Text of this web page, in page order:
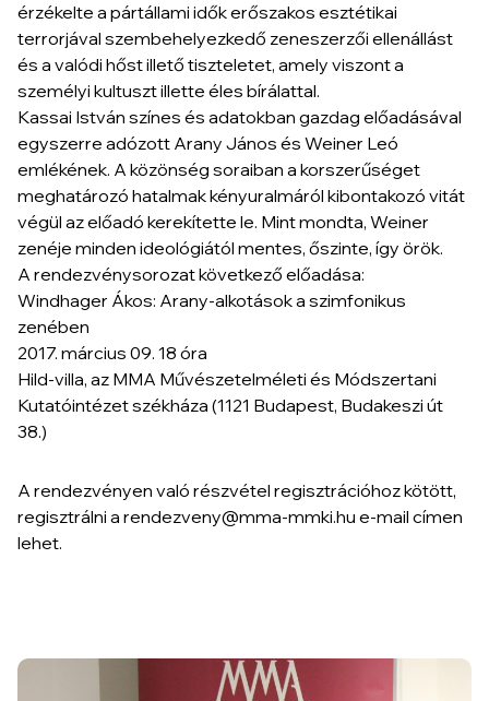
érzékelte a pártállami idők erőszakos esztétikai
terrorjával szembehelyezkedő zeneszerzői ellenállást
és a valódi hőst illető tiszteletet, amely viszont a
személyi kultuszt illette éles bírálattal.
Kassai István színes és adatokban gazdag előadásával
egyszerre adózott Arany János és Weiner Leó
emlékének. A közönség soraiban a korszerűséget
meghatározó hatalmak kényuralmáról kibontakozó vitát
végül az előadó kerekítette le. Mint mondta, Weiner
zenéje minden ideológiától mentes, őszinte, így örök.
A rendezvénysorozat következő előadása:
Windhager Ákos: Arany-alkotások a szimfonikus
zenében
2017. március 09. 18 óra
Hild-villa, az MMA Művészetelméleti és Módszertani
Kutatóintézet székháza (1121 Budapest, Budakeszi út
38.)
A rendezvényen való részvétel regisztrációhoz kötött,
regisztrálni a rendezveny@mma-mmki.hu e-mail címen
lehet.